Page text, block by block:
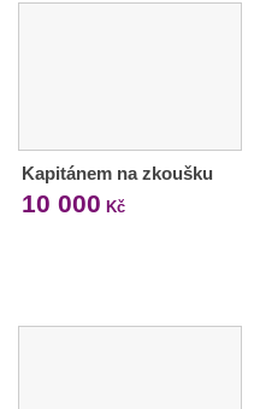
Kapitánem na zkoušku
10 000 Kč